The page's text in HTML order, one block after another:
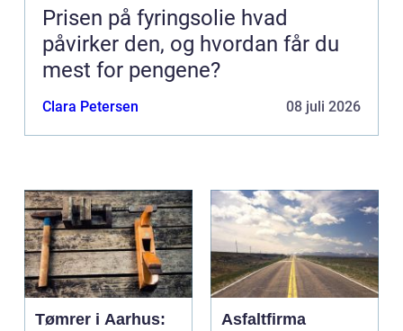
Prisen på fyringsolie hvad
påvirker den, og hvordan får du
mest for pengene?
Clara Petersen 08 juli 2026
Tømrer i Aarhus:
Asfaltfirma